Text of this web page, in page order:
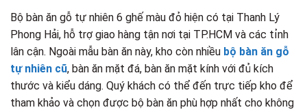
Bộ bàn ăn gỗ tự nhiên 6 ghế màu đỏ hiện có tại Thanh Lý
Phong Hải, hỗ trợ giao hàng tận nơi tại TP.HCM và các tỉnh
lân cận. Ngoài mẫu bàn ăn này, kho còn nhiều bộ bàn ăn gỗ
tự nhiên cũ, bàn ăn mặt đá, bàn ăn mặt kính với đủ kích
thước và kiểu dáng. Quý khách có thể đến trực tiếp kho để
tham khảo và chọn được bộ bàn ăn phù hợp nhất cho không